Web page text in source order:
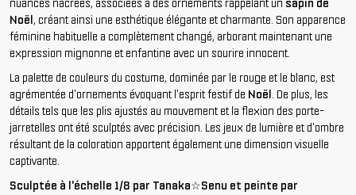
nuances nacrées, associées à des ornements rappelant un sapin de
Noël, créant ainsi une esthétique élégante et charmante. Son apparence
féminine habituelle a complètement changé, arborant maintenant une
expression mignonne et enfantine avec un sourire innocent.
La palette de couleurs du costume, dominée par le rouge et le blanc, est
agrémentée d'ornements évoquant l'esprit festif de Noël. De plus, les
détails tels que les plis ajustés au mouvement et la flexion des porte-
jarretelles ont été sculptés avec précision. Les jeux de lumière et d'ombre
résultant de la coloration apportent également une dimension visuelle
captivante.
Sculptée à l'échelle 1/8 par Tanaka☆Senu et peinte par